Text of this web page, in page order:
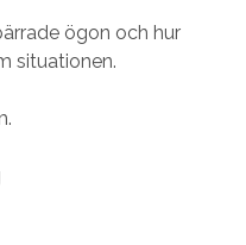
ögon och hur
situationen.